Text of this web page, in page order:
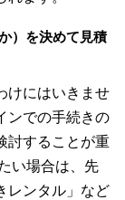
）を決めて見積
けにはいきませ
ンでの手続きの
討することが重
い場合は、先
レンタル」など